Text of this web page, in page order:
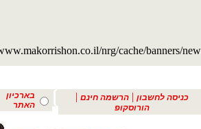
בארכיון
האתר
כניסה לחשבון |הרשמה חינם |
הורוסקופ